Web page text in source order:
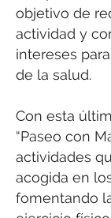
objetivo de
actividad y
intereses
de la salud.
Con esta
“Paseo con
actividades
acogida en
fomentando